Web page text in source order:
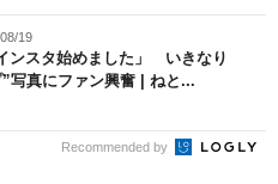
19
ンスタ始めました」 いきなり
写真にファン興奮 | ねと...
Recommended by